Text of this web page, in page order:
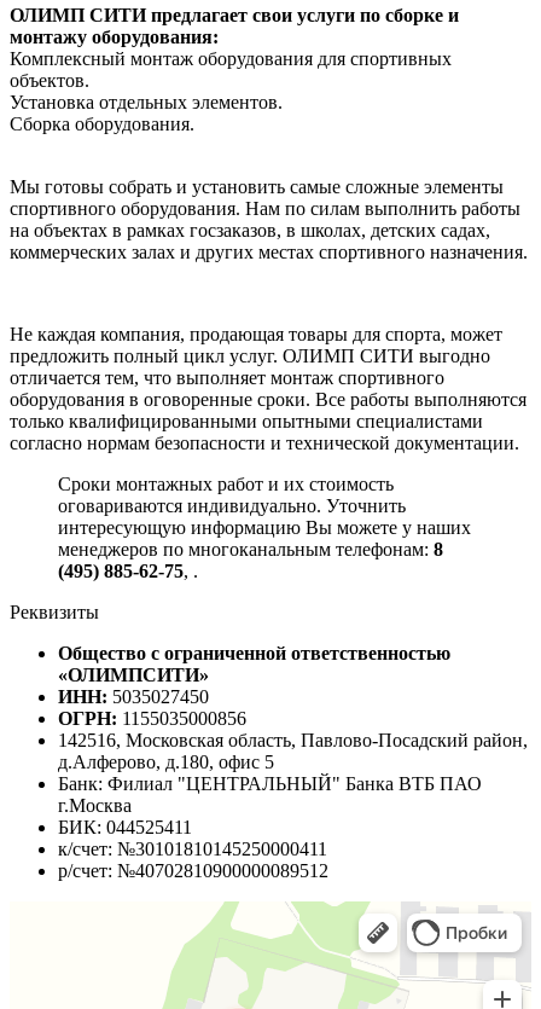
ОЛИМП СИТИ предлагает свои услуги по сборке и
монтажу оборудования:
Комплексный монтаж оборудования для спортивных
объектов.
Установка отдельных элементов.
Сборка оборудования.
Мы готовы собрать и установить самые сложные элементы
спортивного оборудования. Нам по силам выполнить работы
на объектах в рамках госзаказов, в школах, детских садах,
коммерческих залах и других местах спортивного назначения.
Не каждая компания, продающая товары для спорта, может
предложить полный цикл услуг. ОЛИМП СИТИ выгодно
отличается тем, что выполняет монтаж спортивного
оборудования в оговоренные сроки. Все работы выполняются
только квалифицированными опытными специалистами
согласно нормам безопасности и технической документации.
Сроки монтажных работ и их стоимость
оговариваются индивидуально. Уточнить
интересующую информацию Вы можете у наших
менеджеров по многоканальным телефонам: 8
(495) 885-62-75, .
Реквизиты
Общество с ограниченной ответственностью
«ОЛИМПСИТИ»
ИНН: 5035027450
ОГРН: 1155035000856
142516, Московская область, Павлово-Посадский район,
д.Алферово, д.180, офис 5
Банк: Филиал "ЦЕНТРАЛЬНЫЙ" Банка ВТБ ПАО
г.Москва
БИК: 044525411
к/счет: №30101810145250000411
р/счет: №40702810900000089512